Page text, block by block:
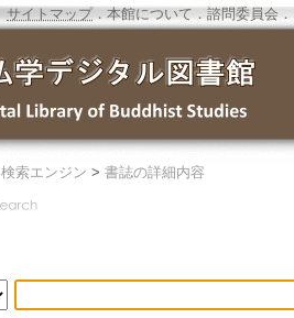
サイトマップ．本館について ． 諮問委員会 ．
検索エンジン > 書誌の詳細内容